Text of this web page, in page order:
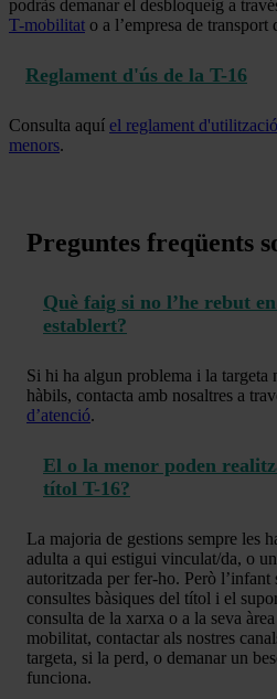
podràs demanar el desbloqueig a
T-mobilitat o a l’empresa de
Reglament d'ús de la T-16
Consulta aquí el reglament
menors.
Preguntes freqüents
Què faig si no l’he rebut
establert?
Si hi ha algun problema i la targeta
hàbils, contacta amb nosaltres a
d’atenció.
El o la menor poden
títol T-16?
La majoria de gestions sempre les
adulta a qui estigui vinculat/da, o
autoritzada per fer-ho. Però l’infant
consultes bàsiques del títol i el
consulta de la xarxa o a la seva
mobilitat, contactar als nostres
targeta, si la perd, o demanar un
funciona.